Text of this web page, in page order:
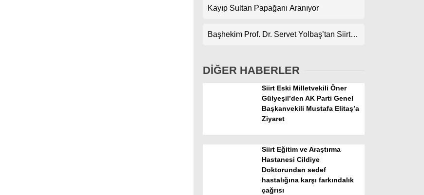
Teknoloji
WhatsApp İhbar Hattı
Kayıp Sultan Papağanı Aranıyor
Başhekim Prof. Dr. Servet Yolbaş’tan Siirt’e
DİĞER HABERLER
Siirt Eski Milletvekili Öner
Gülyeşil’den AK Parti Genel
Başkanvekili Mustafa Elitaş’a
Ziyaret
Siirt Eğitim ve Araştırma
Hastanesi Cildiye
Doktorundan sedef
hastalığına karşı farkındalık
çağrısı